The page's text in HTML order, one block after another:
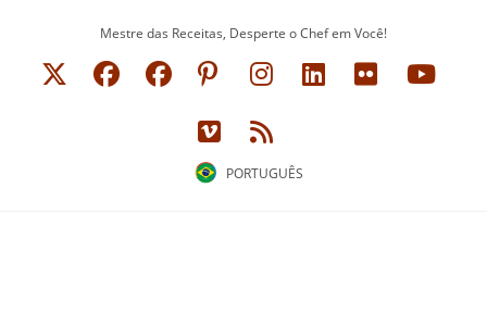
Mestre das Receitas, Desperte o Chef em Você!
PORTUGUÊS